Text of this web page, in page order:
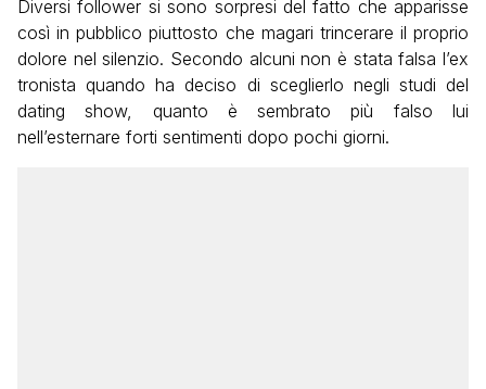
Diversi follower si sono sorpresi del fatto che apparisse
così in pubblico piuttosto che magari trincerare il proprio
dolore nel silenzio. Secondo alcuni non è stata falsa l’ex
tronista quando ha deciso di sceglierlo negli studi del
dating show, quanto è sembrato più falso lui
nell’esternare forti sentimenti dopo pochi giorni.